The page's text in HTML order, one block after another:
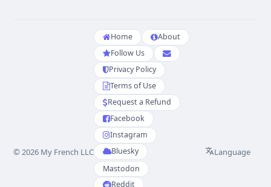
© 2026 My French LLC
Home
About
Follow Us
Privacy Policy
Terms of Use
Request a Refund
Facebook
Instagram
Bluesky
Mastodon
Reddit
Language